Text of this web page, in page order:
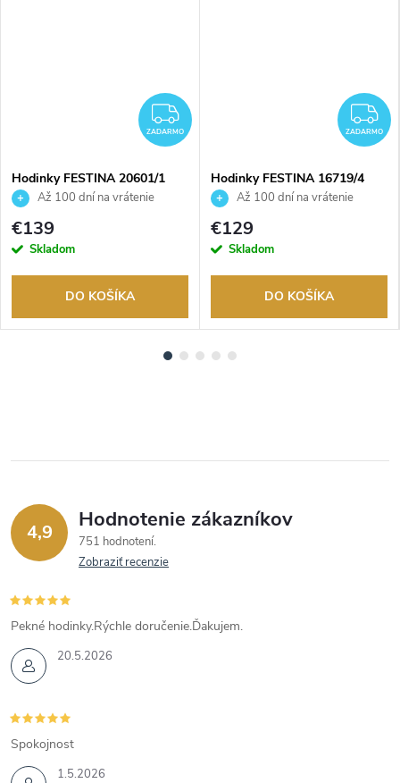
ZADARMO
ZADARMO
Hodinky FESTINA 20601/1
Až 100 dní na vrátenie
tovaru. Autorizovaný predajca.
€139
Skladom
DO KOŠÍKA
ZADARMO
Hodinky FESTINA 16719/4
Až 100 dní na vrátenie
tovaru. Autorizovaný predajca.
€129
Skladom
DO KOŠÍKA
4,9 Hodnotenie zákazníkov
751 hodnotení
Zobraziť recenzie
20.5.2026
Pekné hodinky.Rýchle doručenie.Ďakujem.
1.5.2026
Spokojnost